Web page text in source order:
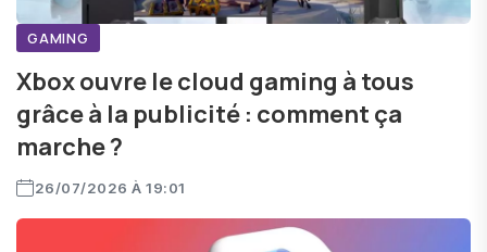
GAMING
Xbox ouvre le cloud gaming à tous
grâce à la publicité : comment ça
marche ?
26/07/2026 À 19:01